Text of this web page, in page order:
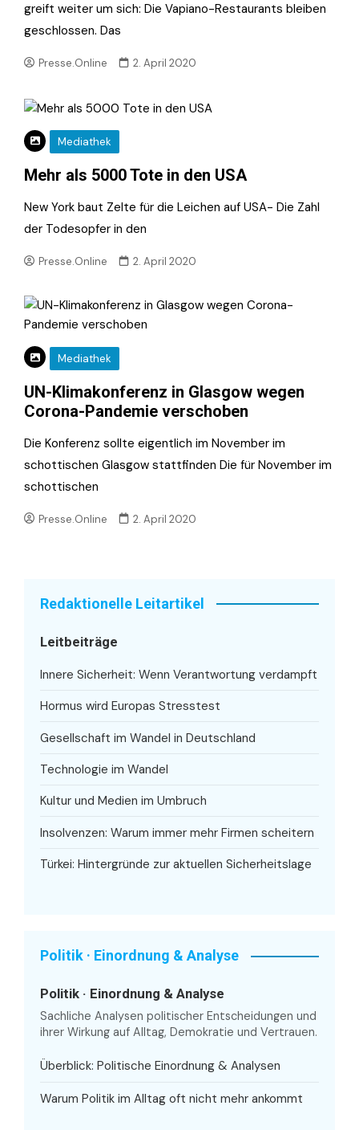
greift weiter um sich: Die Vapiano-Restaurants bleiben
geschlossen. Das
Presse.Online 2. April 2020
Mediathek
Mehr als 5000 Tote in den USA
New York baut Zelte für die Leichen auf USA- Die Zahl
der Todesopfer in den
Presse.Online 2. April 2020
Mediathek
UN-Klimakonferenz in Glasgow wegen
Corona-Pandemie verschoben
Die Konferenz sollte eigentlich im November im
schottischen Glasgow stattfinden Die für November im
schottischen
Presse.Online 2. April 2020
Redaktionelle Leitartikel
Leitbeiträge
Innere Sicherheit: Wenn Verantwortung verdampft
Hormus wird Europas Stresstest
Gesellschaft im Wandel in Deutschland
Technologie im Wandel
Kultur und Medien im Umbruch
Insolvenzen: Warum immer mehr Firmen scheitern
Türkei: Hintergründe zur aktuellen Sicherheitslage
Politik · Einordnung & Analyse
Politik · Einordnung & Analyse
Sachliche Analysen politischer Entscheidungen und
ihrer Wirkung auf Alltag, Demokratie und Vertrauen.
Überblick: Politische Einordnung & Analysen
Warum Politik im Alltag oft nicht mehr ankommt